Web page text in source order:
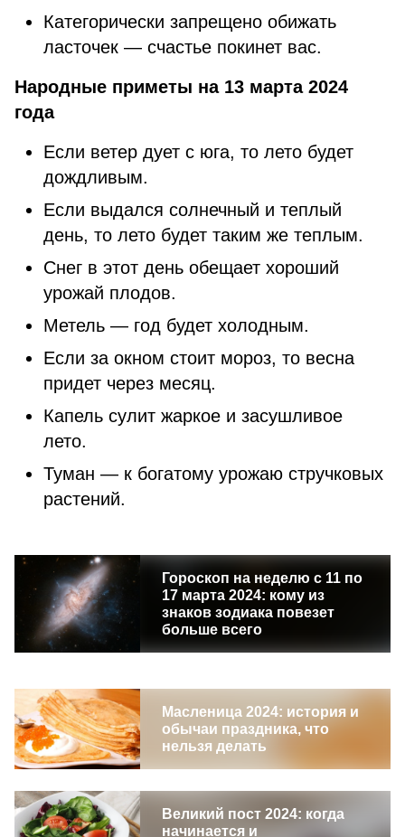
Категорически запрещено обижать
ласточек — счастье покинет вас.
Народные приметы на 13 марта 2024
года
Если ветер дует с юга, то лето будет
дождливым.
Если выдался солнечный и теплый
день, то лето будет таким же теплым.
Снег в этот день обещает хороший
урожай плодов.
Метель — год будет холодным.
Если за окном стоит мороз, то весна
придет через месяц.
Капель сулит жаркое и засушливое
лето.
Туман — к богатому урожаю стручковых
растений.
Гороскоп на неделю с 11 по
17 марта 2024: кому из
знаков зодиака повезет
больше всего
Масленица 2024: история и
обычаи праздника, что
нельзя делать
Великий пост 2024: когда
начинается и